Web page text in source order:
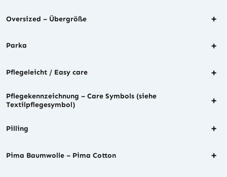
Oversized – Übergröße +
Parka +
Pflegeleicht / Easy care +
Pflegekennzeichnung – Care Symbols (siehe
Textilpflegesymbol)
+
Pilling +
Pima Baumwolle – Pima Cotton
+